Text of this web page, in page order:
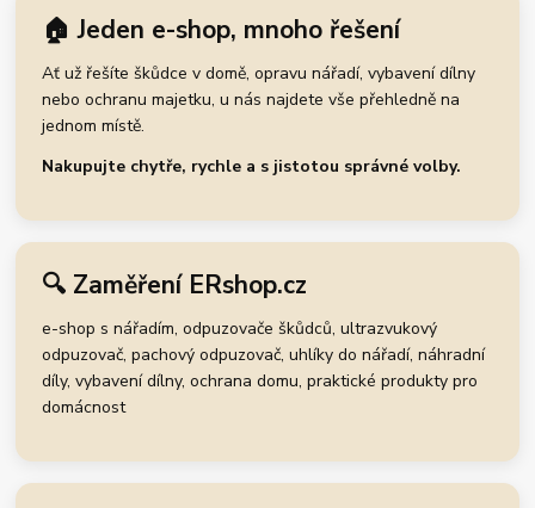
🏠 Jeden e-shop, mnoho řešení
Ať už řešíte škůdce v domě, opravu nářadí, vybavení dílny
nebo ochranu majetku, u nás najdete vše přehledně na
jednom místě.
Nakupujte chytře, rychle a s jistotou správné volby.
🔍 Zaměření ERshop.cz
e-shop s nářadím, odpuzovače škůdců, ultrazvukový
odpuzovač, pachový odpuzovač, uhlíky do nářadí, náhradní
díly, vybavení dílny, ochrana domu, praktické produkty pro
domácnost